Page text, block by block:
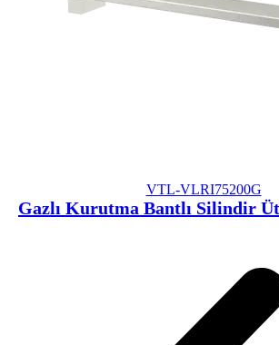
VTL-VLRI75200G
Gazlı Kurutma Bantlı Silindir